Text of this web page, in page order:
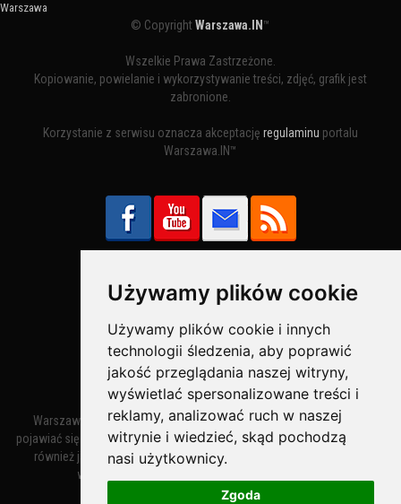
Używamy plików cookie
Używamy plików cookie i innych
technologii śledzenia, aby poprawić
jakość przeglądania naszej witryny,
wyświetlać spersonalizowane treści i
reklamy, analizować ruch w naszej
witrynie i wiedzieć, skąd pochodzą
nasi użytkownicy.
Zgoda
Warszawa
© CopyrightWarszawa.IN ™
Wszelkie Prawa Zastrzeżone.
Kopiowanie, powielanie i wykorzystywanie treści, zdjęć, grafik jest
zabronione.
Korzystanie z serwisu oznacza akceptację regulaminu portalu
Warszawa.IN™
Bezpieczne Płatności obsługuje:
Warszawa – miasto stołeczne Warszawa. Nazwa miasta zaczęła
pojawiać się w dokumentach w XIV wieku jako Warszewa, a od XV wieku
również jako Warszowa. Zmiana nazwy na Warszawa w XV wieku
wynikała z mazowieckiej wymowy dialektycznej.